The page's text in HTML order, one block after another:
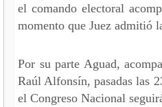
el comando electoral
momento que Juez admitió
Por su parte Aguad,
Raúl Alfonsín, pasadas las
el Congreso Nacional